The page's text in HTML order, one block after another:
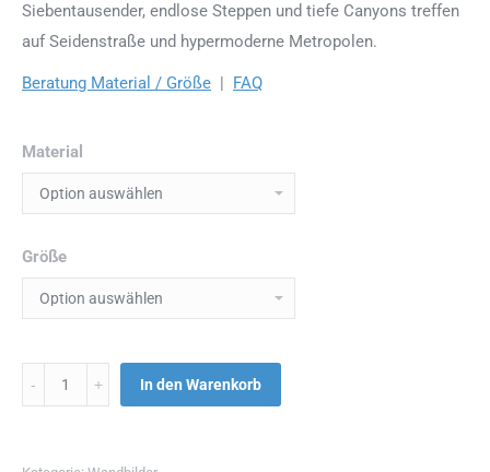
Siebentausender, endlose Steppen und tiefe Canyons treffen
auf Seidenstraße und hypermoderne Metropolen.
Beratung Material / Größe FAQ
Material
Größe
Menge In den Warenkorb